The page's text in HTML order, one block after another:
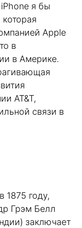
я бы
Apple
в
в Америке.
AT&T,
связи в
1875 году,
Грэм Белл
заключает